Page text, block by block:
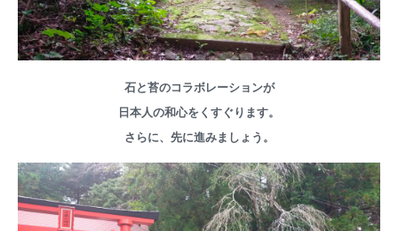
石と苔のコラボレーションが
日本人の和心をくすぐります。
さらに、先に進みましょう。